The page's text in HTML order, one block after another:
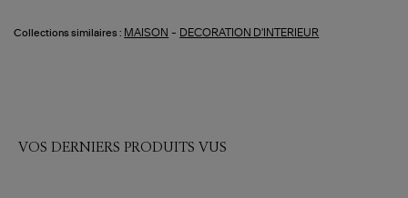
Collections similaires : MAISON - DECORATION D'INTERIEUR
VOS DERNIERS PRODUITS VUS